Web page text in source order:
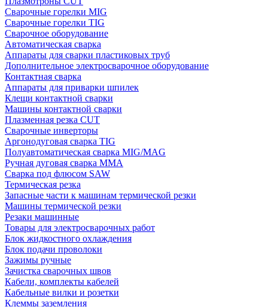
Сварочные горелки MIG
Сварочные горелки TIG
Сварочное оборудование
Автоматическая сварка
Аппараты для сварки пластиковых труб
Дополнительное электросварочное оборудование
Контактная сварка
Аппараты для приварки шпилек
Клещи контактной сварки
Машины контактной сварки
Плазменная резка CUT
Сварочные инверторы
Аргонодуговая сварка TIG
Полуавтоматическая сварка MIG/MAG
Ручная дуговая сварка MMA
Сварка под флюсом SAW
Термическая резка
Запасные части к машинам термической резки
Машины термической резки
Резаки машинные
Товары для электросварочных работ
Блок жидкостного охлаждения
Блок подачи проволоки
Зажимы ручные
Зачистка сварочных швов
Кабели, комплекты кабелей
Кабельные вилки и розетки
Клеммы заземления